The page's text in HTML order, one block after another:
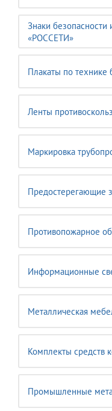
Знаки
«РОССЕТИ»
Плакаты по технике
Ленты
Маркировка
Предостерегающие
Противопожарное
Информационные
Металлическая
Комплекты средств
Промышленные